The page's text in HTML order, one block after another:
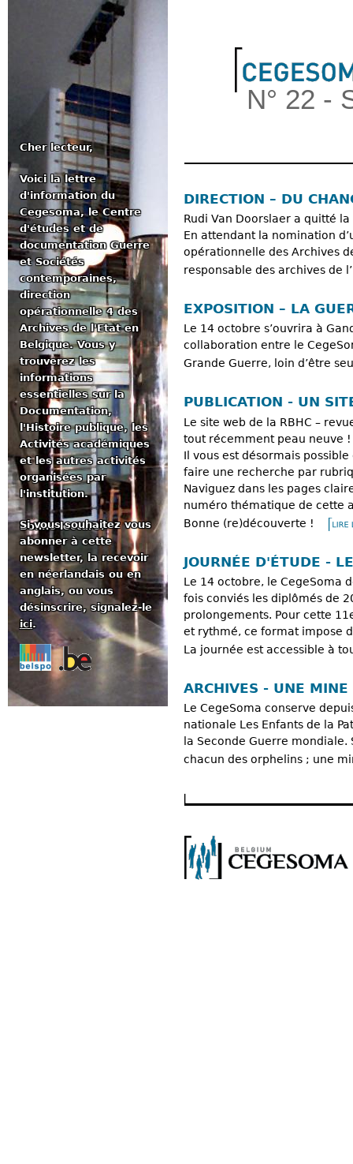
N° 22 -
DIRECTION – DU
Rudi Van Doorslaer a quitté
En attendant la nomination
opérationnelle des Archives
responsable des archives de
EXPOSITION – LA
Le 14 octobre s’ouvrira à
collaboration entre le
Grande Guerre, loin d’être
PUBLICATION - UN
Le site web de la RBHC –
tout récemment peau neuve !
Il vous est désormais
faire une recherche par
Naviguez dans les pages
numéro thématique de cette
Bonne (re)découverte !
JOURNÉE D'ÉTUDE -
Le 14 octobre, le CegeSoma
fois conviés les diplômés de
prolongements. Pour cette
et rythmé, ce format impose
La journée est accessible à
ARCHIVES - UNE
Le CegeSoma conserve
nationale Les Enfants de la
la Seconde Guerre
chacun des orphelins ; une
Cher lecteur,
Voici la lettre
d'information du
Cegesoma, le Centre
d'études et de
documentation Guerre
et Sociétés
contemporaines,
direction
opérationnelle 4 des
Archives de l'Etat en
Belgique. Vous y
trouverez les
informations
essentielles sur la
Documentation,
l'Histoire publique, les
Activités académiques
et les autres activités
organisées par
l'institution.
Bonne lecture!
Si vous souhaitez vous
abonner à cette
newsletter, la recevoir
en néerlandais ou en
anglais, ou vous
désinscrire, signalez-le
ici.